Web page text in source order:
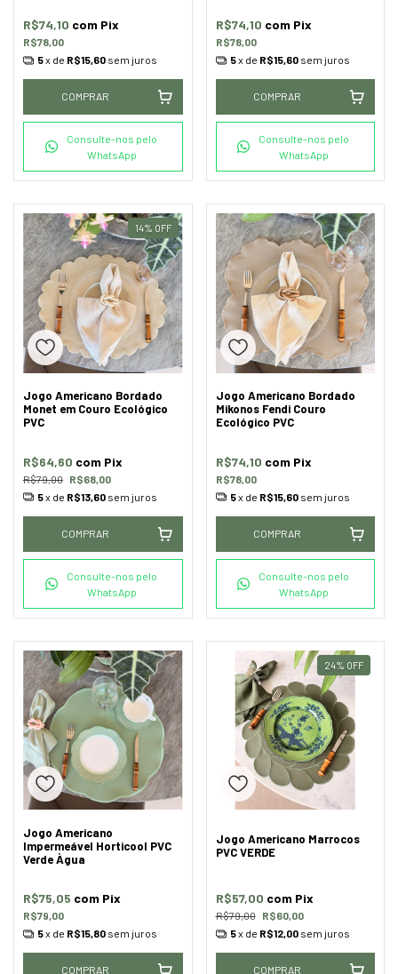
R$78,00
R$74,10 com Pix
5x de R$15,60 sem juros
COMPRAR
Consulte-nos pelo
WhatsApp
R$78,00
R$74,10 com Pix
5x de R$15,60 sem juros
COMPRAR
Consulte-nos pelo
WhatsApp
14% OFF
Jogo Americano Bordado
Monet em Couro Ecológico
PVC
R$79,00 R$68,00
R$64,60 com Pix
5x de R$13,60 sem juros
COMPRAR
Consulte-nos pelo
WhatsApp
Jogo Americano Bordado
Mikonos Fendi Couro
Ecológico PVC
R$78,00
R$74,10 com Pix
5x de R$15,60 sem juros
COMPRAR
Consulte-nos pelo
WhatsApp
Jogo Americano
Impermeável Horticool PVC
Verde Àgua
R$79,00
R$75,05 com Pix
5x de R$15,80 sem juros
COMPRAR
24% OFF
Jogo Americano Marrocos
PVC VERDE
R$79,00 R$60,00
R$57,00 com Pix
5x de R$12,00 sem juros
COMPRAR